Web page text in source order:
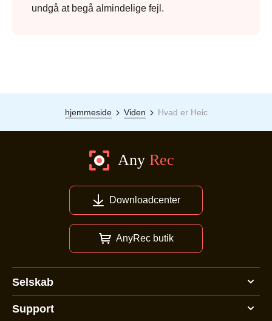
undgå at begå almindelige fejl.
hjemmeside Viden Hvad er Heic
Downloadcenter
AnyRec butik
Selskab
Support